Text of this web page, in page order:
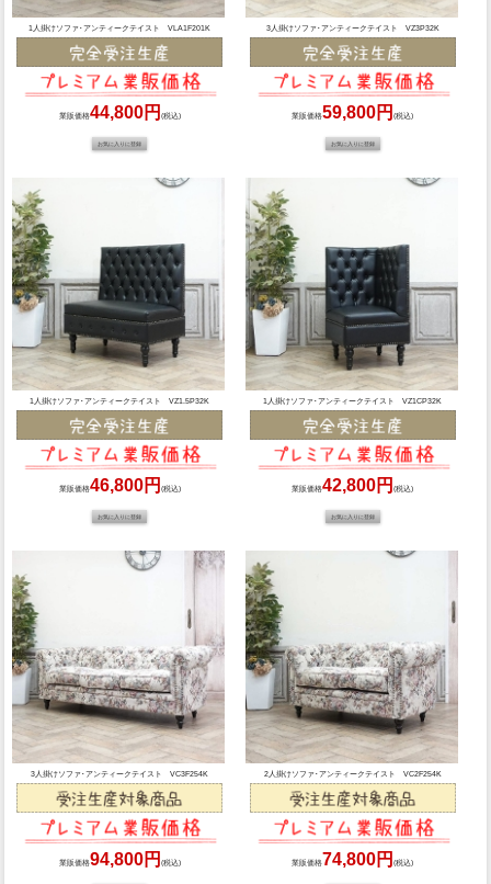
1人掛けソファ･アンティークテイスト VLA1F201K
業販価格44,800円 (税込)
3人掛けソファ･アンティークテイスト VZ3P32K
業販価格59,800円(税込)
1人掛けソファ･アンティークテイスト VZ1.5P32K
業販価格46,800円 (税込)
1人掛けソファ･アンティークテイスト VZ1CP32K
業販価格42,800円(税込)
3人掛けソファ･アンティークテイスト VC3F254K
業販価格94,800円 (税込)
2人掛けソファ･アンティークテイスト VC2F254K
業販価格74,800円(税込)